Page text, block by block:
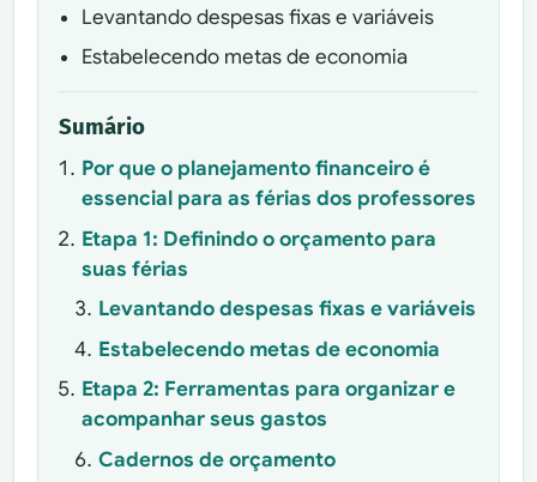
Levantando despesas fixas e variáveis
Estabelecendo metas de economia
Sumário
Por que o planejamento financeiro é
essencial para as férias dos professores
Etapa 1: Definindo o orçamento para
suas férias
Levantando despesas fixas e variáveis
Estabelecendo metas de economia
Etapa 2: Ferramentas para organizar e
acompanhar seus gastos
Cadernos de orçamento